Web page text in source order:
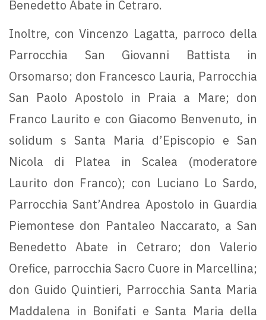
Benedetto Abate in Cetraro.
Inoltre, con Vincenzo Lagatta, parroco della
Parrocchia San Giovanni Battista in
Orsomarso; don Francesco Lauria, Parrocchia
San Paolo Apostolo in Praia a Mare; don
Franco Laurito e con Giacomo Benvenuto, in
solidum s Santa Maria d’Episcopio e San
Nicola di Platea in Scalea (moderatore
Laurito don Franco); con Luciano Lo Sardo,
Parrocchia Sant’Andrea Apostolo in Guardia
Piemontese don Pantaleo Naccarato, a San
Benedetto Abate in Cetraro; don Valerio
Orefice, parrocchia Sacro Cuore in Marcellina;
don Guido Quintieri, Parrocchia Santa Maria
Maddalena in Bonifati e Santa Maria della